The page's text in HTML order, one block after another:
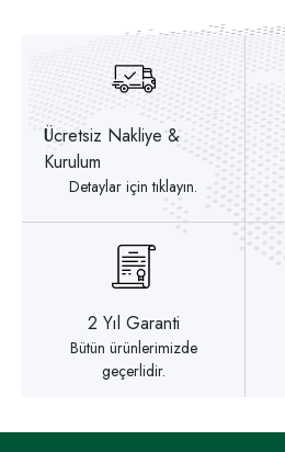
Ücretsiz Nakliye &
Kurulum
Detaylar için tıklayın.
2 Yıl Garanti
Bütün ürünlerimizde
geçerlidir.